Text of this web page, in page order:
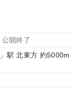
公開終了
」駅 北東方 約5000m